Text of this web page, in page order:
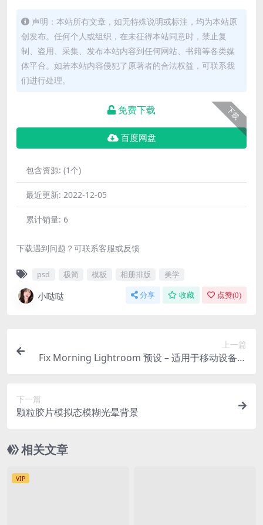
声明：本站所有文章，如无特殊说明或标注，均为本站原
创发布。任何个人或组织，在未征得本站同意时，禁止复
制、盗用、采集、发布本站内容到任何网站、书籍等各类媒
体平台。如若本站内容侵犯了原著者的合法权益，可联系我
们进行处理。
下载
免费下载
百度网盘
包含资源: (1个)
最近更新: 2022-12-05
累计销量: 6
下载遇到问题？可联系客服或反馈
psd 极简 模板 相册排版 美学
小哒哒 分享 收藏 点赞(0)
上一篇
Fix Morning Lightroom 预设 – 适用于移动设备和
下一篇
颗粒胶片模拟态模糊光晕背景
相关文章
VIP